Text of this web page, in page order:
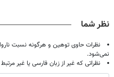
تومان!!!
نظر شما
نظرات حاوی توهین و هرگونه نسبت
نمی‌شود.
نظراتی که غیر از زبان فارسی یا غیر